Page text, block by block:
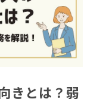
きとは？弱